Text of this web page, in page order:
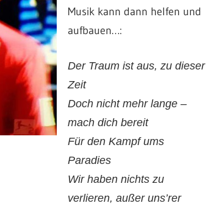
Musik kann dann helfen und
aufbauen…:
Der Traum ist aus, zu dieser
Zeit
Doch nicht mehr lange –
mach dich bereit
Für den Kampf ums
Paradies
Wir haben nichts zu
verlieren, außer uns’rer